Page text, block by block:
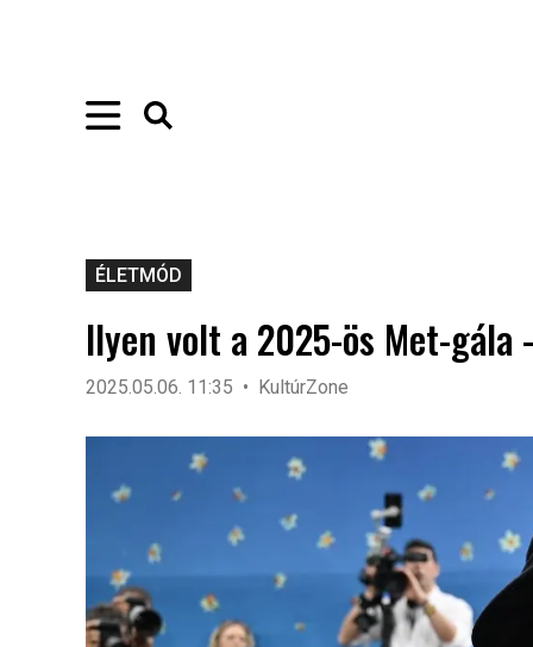
ÉLETMÓD
Ilyen volt a 2025-ös Met-gála
2025.05.06. 11:35 KultúrZone